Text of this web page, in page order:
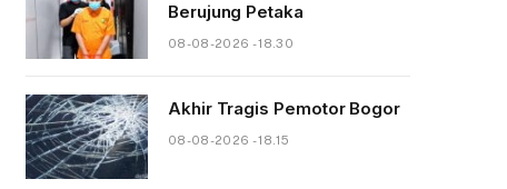
Berujung Petaka
08-08-2026 - 18.30
Akhir Tragis Pemotor Bogor
08-08-2026 - 18.15